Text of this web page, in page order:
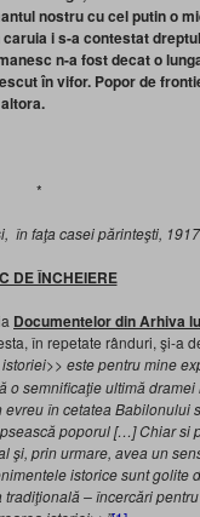
nostru cu cel putin o
i s-a contestat
n-a fost decat o
în vifor. Popor de
*
în faţa casei părinteşti,
DE ÎNCHEIERE
Documentelor din Arhiva
în repetate rânduri, şi-a
istoriei>> este pentru mine
semnificaţie ultimă
evreu în cetatea Babilonului
poporul […] Chiar si
prin urmare, avea un
istorice sunt golite
– încercări